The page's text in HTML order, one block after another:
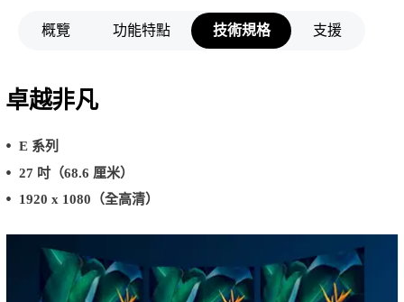
概覽 功能特點 技術規格 支援
卓越非凡
E 系列
27 吋（68.6 厘米）
1920 x 1080（全高清）